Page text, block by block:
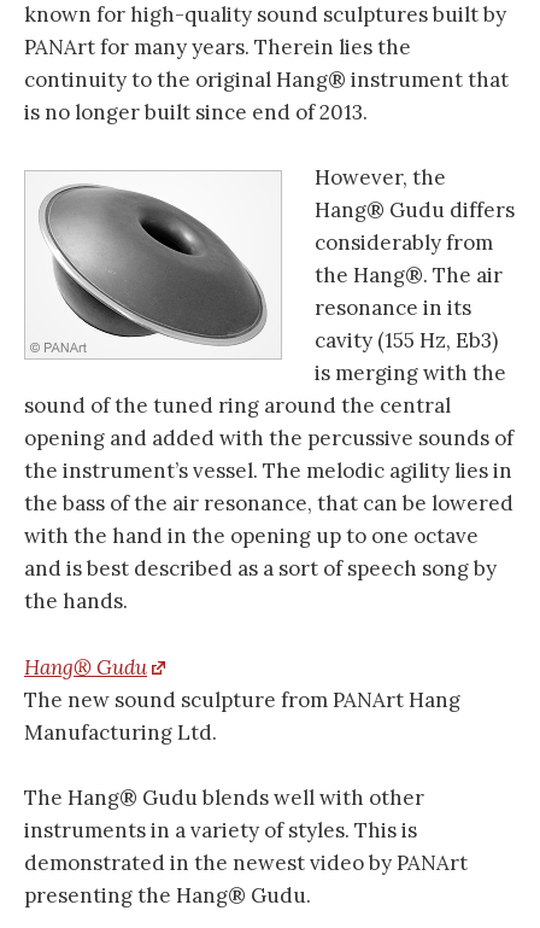
known for high-quality sound sculptures built by
PANArt for many years. Therein lies the
continuity to the original Hang® instrument that
is no longer built since end of 2013.
However, the
Hang® Gudu differs
considerably from
the Hang®. The air
resonance in its
cavity (155 Hz, Eb3)
is merging with the
sound of the tuned ring around the central
opening and added with the percussive sounds of
the instrument’s vessel. The melodic agility lies in
the bass of the air resonance, that can be lowered
with the hand in the opening up to one octave
and is best described as a sort of speech song by
the hands.
Hang® Gudu
The new sound sculpture from PANArt Hang
Manufacturing Ltd.
The Hang® Gudu blends well with other
instruments in a variety of styles. This is
demonstrated in the newest video by PANArt
presenting the Hang® Gudu.